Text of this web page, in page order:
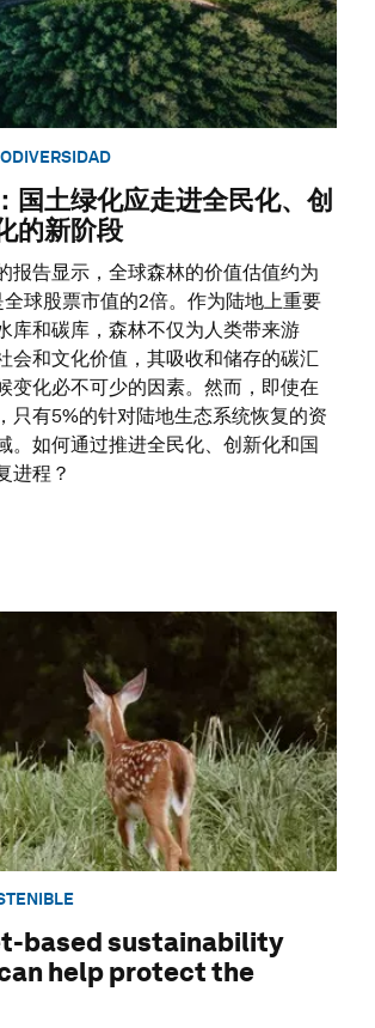
国土绿化应走进全民化、创
的新阶段
报告显示，全球森林的价值估值约为
球股票市值的2倍。作为陆地上重要
库和碳库，森林不仅为人类带来游
会和文化价值，其吸收和储存的碳汇
变化必不可少的因素。然而，即使在
只有5%的针对陆地生态系统恢复的资
。如何通过推进全民化、创新化和国
进程？
based sustainability
help protect the